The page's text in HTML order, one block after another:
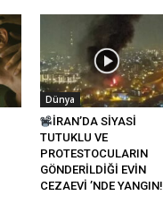
Dünya
İRAN’DA SİYASİ
TUTUKLU VE
PROTESTOCULARIN
GÖNDERİLDİĞİ EVİN
CEZAEVİ ’NDE YANGIN!